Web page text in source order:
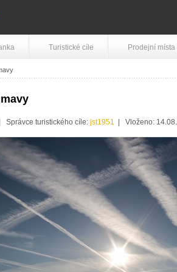
Turistické cíle Prodejní místa
turistického cíle: jst1951 | Vloženo: